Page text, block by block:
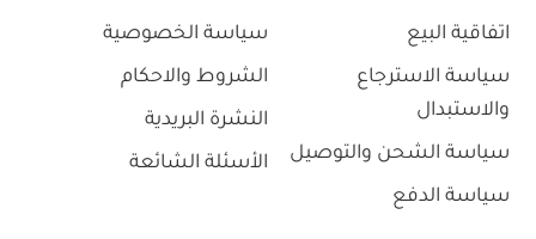
اتفاقية البيع
سياسة الاسترجاع
والاستبدال
سياسة الشحن والتوصيل
سياسة الدفع
سياسة الخصوصية
الشروط والاحكام
النشرة البريدية
الأسئلة الشائعة